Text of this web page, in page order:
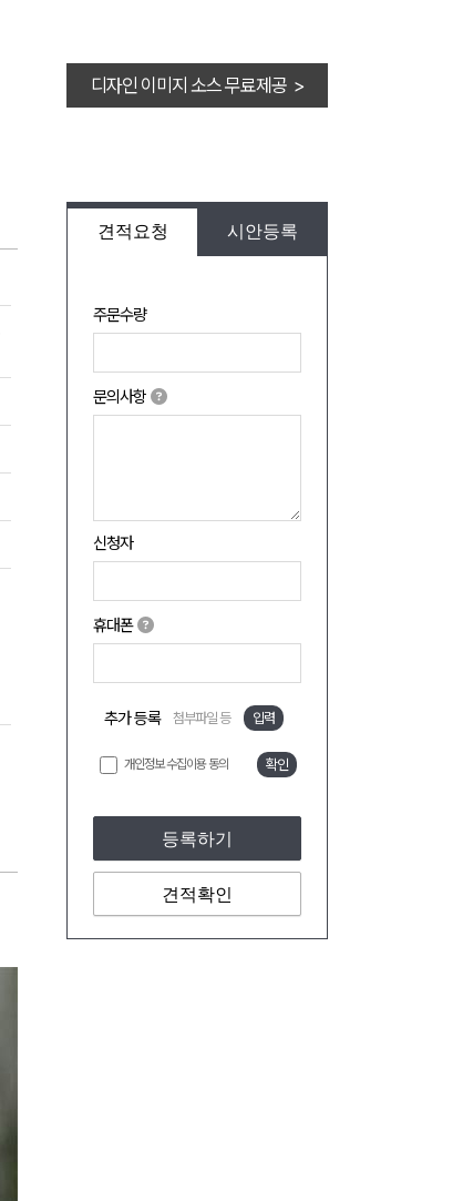
디자인 이미지 소스 무료제공 >
견적요청 시안등록
주문수량
문의사항
신청자
휴대폰
추가 등록 첨부파일 등 입력
개인정보 수집이용 동의 확인
등록하기
견적확인